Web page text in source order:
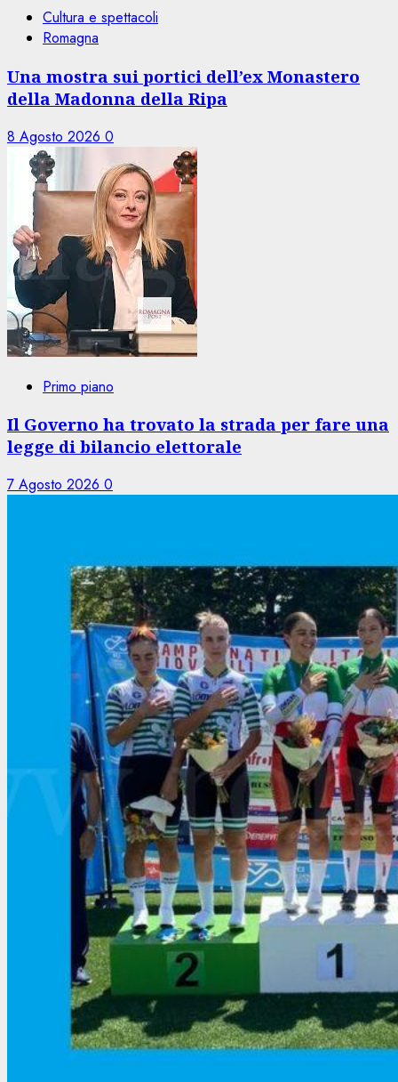
Cultura e spettacoli
Romagna
Una mostra sui portici dell’ex Monastero
della Madonna della Ripa
8 Agosto 2026 0
Primo piano
Il Governo ha trovato la strada per fare una
legge di bilancio elettorale
7 Agosto 2026 0